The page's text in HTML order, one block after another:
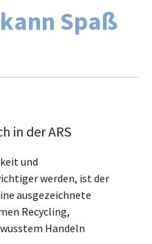
Spaß
in der ARS
und
werden, ist der
ausgezeichnete
Recycling,
Handeln